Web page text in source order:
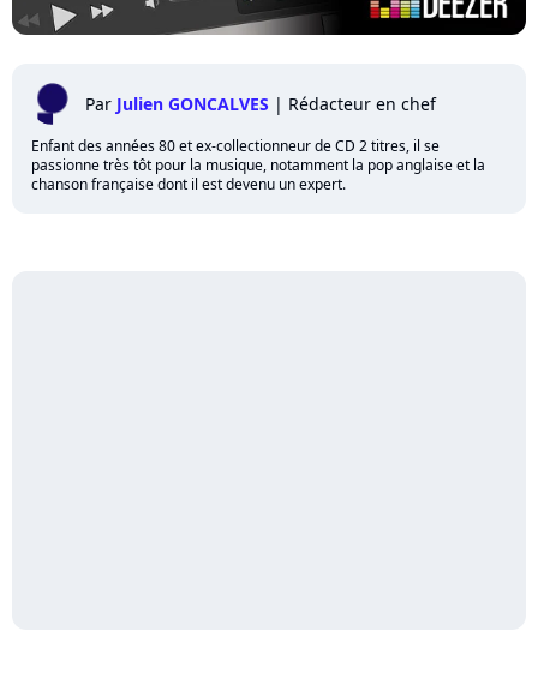
Par Julien GONCALVES | Rédacteur en chef
Enfant des années 80 et ex-collectionneur de CD 2 titres, il se
passionne très tôt pour la musique, notamment la pop anglaise et la
chanson française dont il est devenu un expert.